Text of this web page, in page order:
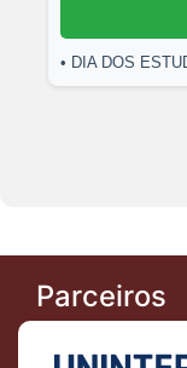
• DIA DOS
Parceiros